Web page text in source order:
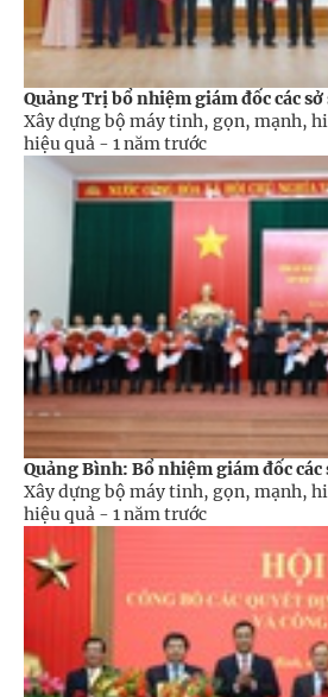
Quảng Trị bổ nhiệm giám đốc các sở
Xây dựng bộ máy tinh, gọn, mạnh,
hiệu quả - 1 năm trước
Quảng Bình: Bổ nhiệm giám đốc
Xây dựng bộ máy tinh, gọn, mạnh,
hiệu quả - 1 năm trước